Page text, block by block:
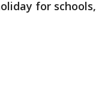
for schools,